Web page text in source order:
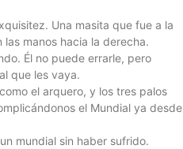
Una masita que fue a la
manos hacia la derecha.
Él no puede errarle, pero
que les vaya.
el arquero, y los tres palos
el Mundial ya desde
mundial sin haber sufrido.